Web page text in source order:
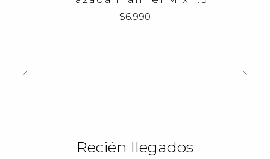
$6.990
Recién llegados